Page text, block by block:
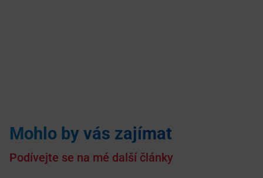
Mohlo by vás zajímat
Podívejte se na mé další články